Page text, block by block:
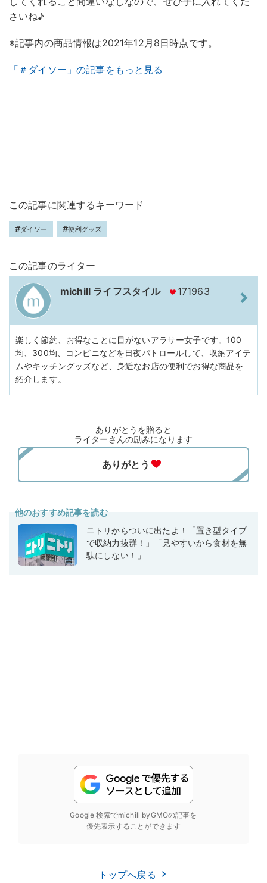
さいね♪
※記事内の商品情報は2021年12月8日時点です。
「＃ダイソー」の記事をもっと見る
この記事に関連するキーワード
ダイソー 便利グッズ
この記事のライター
michill ライフスタイル 171963
楽しく節約、お得なことに目がないアラサー女子です。100
均、300均、コンビニなどを日夜パトロールして、収納アイテ
ムやキッチングッズなど、身近なお店の便利でお得な商品を
紹介します。
ありがとうを贈ると
ライターさんの励みになります
他のおすすめ記事を読む
ニトリからついに出たよ！「置き型タイプ
で収納力抜群！」「見やすいから食材を無
駄にしない！」
Google 検索でmichill byGMOの記事を
優先表示することができます
トップへ戻る